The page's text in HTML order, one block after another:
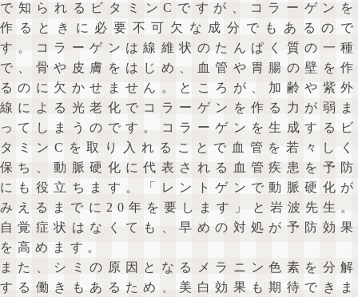
で知られるビタミンCですが、コラーゲンを
作るときに必要不可欠な成分でもあるので
す。コラーゲンは線維状のたんぱく質の一種
で、骨や皮膚をはじめ、血管や胃腸の壁を作
るのに欠かせません。ところが、加齢や紫外
線による光老化でコラーゲンを作る力が弱ま
ってしまうのです。コラーゲンを生成するビ
タミンCを取り入れることで血管を若々しく
保ち、動脈硬化に代表される血管疾患を予防
にも役立ちます。「レントゲンで動脈硬化が
みえるまでに20年を要します」と岩波先生。
自覚症状はなくても、早めの対処が予防効果
を高めます。
また、シミの原因となるメラニン色素を分解
する働きもあるため、美白効果も期待できま